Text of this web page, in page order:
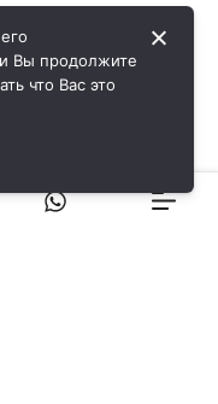
Вы продолжите
что Вас это